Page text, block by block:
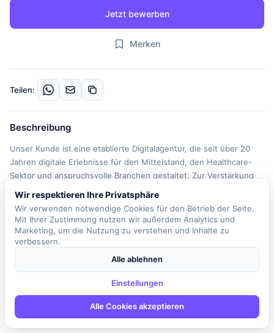
Jetzt bewerben
Merken
Teilen:
Beschreibung
Unser Kunde ist eine etablierte Digitalagentur, die seit über 20
Jahren digitale Erlebnisse für den Mittelstand, den Healthcare-
Sektor und anspruchsvolle Branchen gestaltet. Zur Verstärkung
Fullstack-Entwicklung tätig ist und sich auf PHP, WordPress sowie
moderne Frontend-Technologien konzentriert. In dieser Rolle sind
Sie verantwortlich für die Umsetzung und Weiterentwicklung von
Projekten, wobei Sie Symfony und relationale Datenbanken wie
MySQL oder PostgreSQL verwenden. Sie setzen Screendesigns
eigenverantwortlich in WordPress um und übernehmen die
technische sowie optische Qualitätssicherung von Websites.
Darüber hinaus optimieren Sie Websites in Zusammenarbeit mit
der SEO-Abteilung gezielt hinsichtlich der Performance und
Wir respektieren Ihre Privatsphäre
Wir verwenden notwendige Cookies für den Betrieb der Seite.
Mit Ihrer Zustimmung nutzen wir außerdem Analytics und
Marketing, um die Nutzung zu verstehen und Inhalte zu
verbessern.
Alle ablehnen
Einstellungen
Alle Cookies akzeptieren